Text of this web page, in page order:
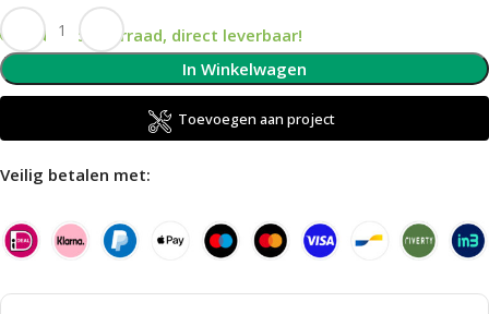
Op voorraad, direct leverbaar!
In Winkelwagen
Toevoegen aan project
Veilig betalen met: